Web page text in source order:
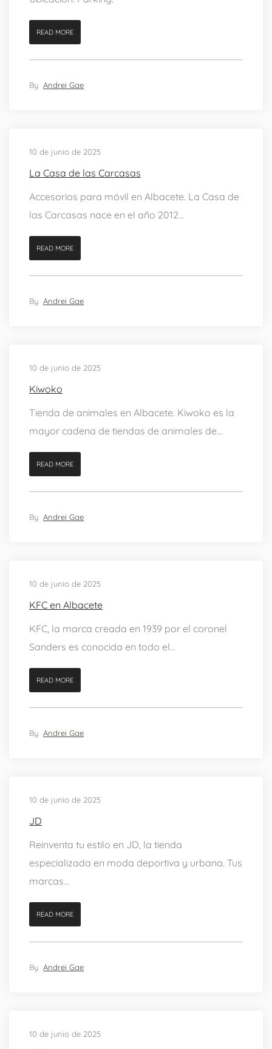
READ MORE
By Andrei Gae
10 de junio de 2025
La Casa de las Carcasas
Accesorios para móvil en Albacete. La Casa de
las Carcasas nace en el año 2012...
READ MORE
By Andrei Gae
10 de junio de 2025
Kiwoko
Tienda de animales en Albacete. Kiwoko es la
mayor cadena de tiendas de animales de...
READ MORE
By Andrei Gae
10 de junio de 2025
KFC en Albacete
KFC, la marca creada en 1939 por el coronel
Sanders es conocida en todo el...
READ MORE
By Andrei Gae
10 de junio de 2025
JD
Reinventa tu estilo en JD, la tienda
especializada en moda deportiva y urbana. Tus
marcas...
READ MORE
By Andrei Gae
10 de junio de 2025